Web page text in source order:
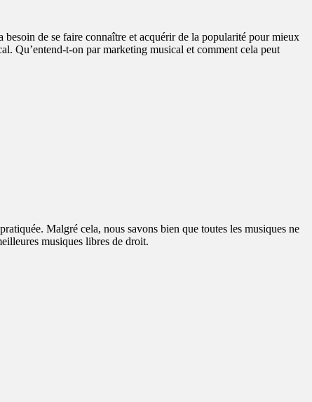
de se faire connaître et acquérir de la popularité pour mieux
Qu’entend-t-on par marketing musical et comment cela peut
Malgré cela, nous savons bien que toutes les musiques ne
musiques libres de droit.